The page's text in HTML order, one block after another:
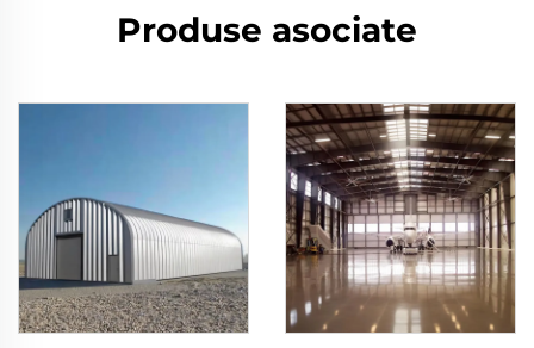
Produse asociate